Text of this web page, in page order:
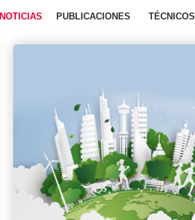
NOTICIAS PUBLICACIONES TÉCNICOS